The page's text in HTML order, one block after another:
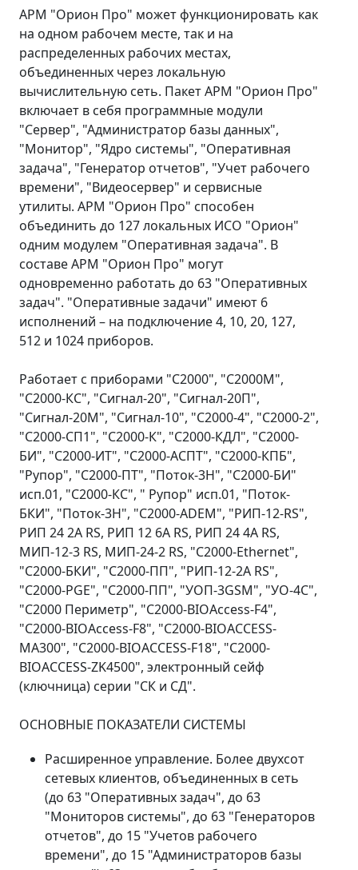
АРМ "Орион Про" может функционировать как
на одном рабочем месте, так и на
распределенных рабочих местах,
объединенных через локальную
вычислительную сеть. Пакет АРМ "Орион Про"
включает в себя программные модули
"Сервер", "Администратор базы данных",
"Монитор", "Ядро системы", "Оперативная
задача", "Генератор отчетов", "Учет рабочего
времени", "Видеосервер" и сервисные
утилиты. АРМ "Орион Про" способен
объединить до 127 локальных ИСО "Орион"
одним модулем "Оперативная задача". В
составе АРМ "Орион Про" могут
одновременно работать до 63 "Оперативных
задач". "Оперативные задачи" имеют 6
исполнений – на подключение 4, 10, 20, 127,
512 и 1024 приборов.
Работает с приборами "С2000", "С2000М",
"С2000-КС", "Сигнал-20", "Сигнал-20П",
"Сигнал-20М", "Сигнал-10", "С2000-4", "С2000-2",
"С2000-СП1", "С2000-К", "С2000-КДЛ", "С2000-
БИ", "С2000-ИТ", "С2000-АСПТ", "С2000-КПБ",
"Рупор", "С2000-ПТ", "Поток-3Н", "С2000-БИ"
исп.01, "С2000-КС", " Рупор" исп.01, "Поток-
БКИ", "Поток-3Н", "С2000-ADEM", "РИП-12-RS",
РИП 24 2А RS, РИП 12 6А RS, РИП 24 4А RS,
МИП-12-3 RS, МИП-24-2 RS, "С2000-Ethernet",
"С2000-БКИ", "С2000-ПП", "РИП-12-2А RS",
"С2000-PGE", "С2000-ПП", "УОП-3GSM", "УО-4С",
"С2000 Периметр", "С2000-BIOAccess-F4",
"С2000-BIOAccess-F8", "С2000-BIOACCESS-
MA300", "С2000-BIOACCESS-F18", "С2000-
BIOACCESS-ZK4500", электронный сейф
(ключница) серии "СК и СД".
ОСНОВНЫЕ ПОКАЗАТЕЛИ СИСТЕМЫ
Расширенное управление. Более двухсот
сетевых клиентов, объединенных в сеть
(до 63 "Оперативных задач", до 63
"Мониторов системы", до 63 "Генераторов
отчетов", до 15 "Учетов рабочего
времени", до 15 "Администраторов базы